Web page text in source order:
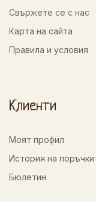
Свържете се с нас
Карта на сайта
Правила и условия
Клиенти
Моят профил
История на
Бюлетин